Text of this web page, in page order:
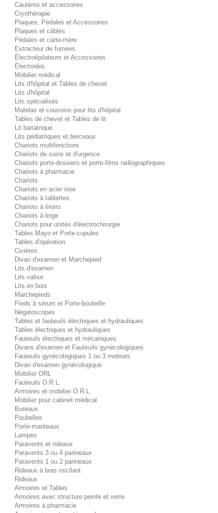
Cautères et accessoires
Cryothérapie
Plaques, Pédales et Accessoires
Plaques et câbles
Pédales et carte-mère
Extracteur de fumées
Électroépilateurs et Accessoires
Électrodes
Mobilier médical
Lits d'hôpital et Tables de chevet
Lits d'hôpital
Lits spécialisés
Matelas et coussins pour lits d'hôpital
Tables de chevet et Tables de lit
Lit bariatrique
Lits pédiatriques et berceaux
Chariots multifonctions
Chariots de soins et d'urgence
Chariots porte-dossiers et porte-films radiographiques
Chariots à pharmacie
Chariots
Chariots en acier inox
Chariots à tablettes
Chariots à tiroirs
Chariots à linge
Chariots pour unités d'électrochirurgie
Tables Mayo et Porte-cupules
Tables d'opération
Civières
Divan d'examen et Marchepied
Lits d'examen
Lits valise
Lits en bois
Marchepieds
Pieds à sérum et Porte-bouteille
Négatoscopes
Tables et fauteuils électriques et hydrauliques
Tables électriques et hydrauliques
Fauteuils électriques et mécaniques
Divans d'examen et Fauteuils gynécologiques
Fauteuils gynécologiques 1 ou 3 moteurs
Divan d'examen gynécologique
Mobilier ORL
Fauteuils O.R.L.
Armoires et mobilier O.R.L.
Mobilier pour cabinet médical
Bureaux
Poubelles
Porte-manteaux
Lampes
Paravents et rideaux
Paravents 3 ou 4 panneaux
Paravents 1 ou 2 panneaux
Rideaux à bras oscilant
Rideaux
Armoires et Tables
Armoires avec structure peinte et verre
Armoires à pharmacie